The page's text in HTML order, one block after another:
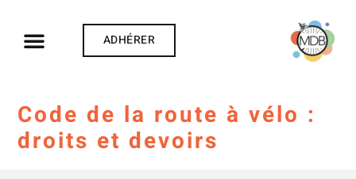
ADHÉRER
Code de la route à vélo :
droits et devoirs